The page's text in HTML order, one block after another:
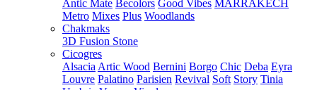
Antic Mate Becolors Good Vibes MARRAKECH
Metro Mixes Plus Woodlands
Chakmaks
3D Fusion Stone
Cicogres
Alsacia Artic Wood Bernini Borgo Chic Deba Eyra
Louvre Palatino Parisien Revival Soft Story Tinia